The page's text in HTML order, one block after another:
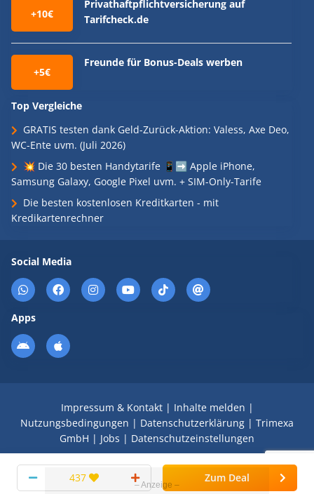
437 Zum Deal
+10€
Privathaftpflichtversicherung auf
Tarifcheck.de
+5€
Freunde für Bonus-Deals werben
Top Vergleiche
GRATIS testen dank Geld-Zurück-Aktion: Valess, Axe Deo,
WC-Ente uvm. (Juli 2026)
💥 Die 30 besten Handytarife 📱➡️ Apple iPhone,
Samsung Galaxy, Google Pixel uvm. + SIM-Only-Tarife
Die besten kostenlosen Kreditkarten - mit
Kredikartenrechner
Social Media
Apps
Impressum & Kontakt| Inhalte melden |
Nutzungsbedingungen | Datenschutzerklärung | Trimexa
GmbH | Jobs | Datenschutzeinstellungen
© 2008 - 2026 Schnäppchen Blog mit Doktortitel -
DealDoktor.de